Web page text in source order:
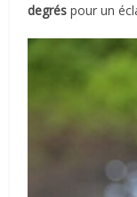
degréspour un